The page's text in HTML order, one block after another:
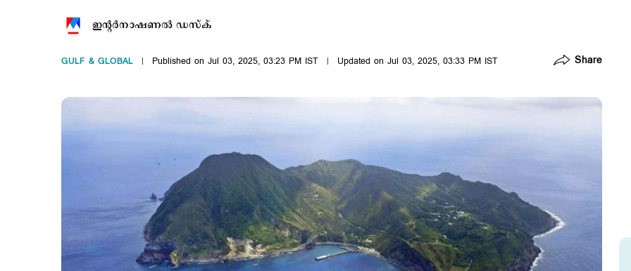
ഇന്‍റര്‍നാഷണല്‍ ഡസ്ക്
GULF & GLOBAL Published on Jul 03, 2025, 03:23 PM IST Updated on Jul 03, 2025, 03:33 PM IST Share